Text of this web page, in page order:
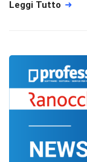
Leggi Tutto